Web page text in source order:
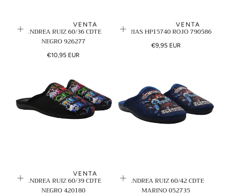
: VENTA
ANDREA RUIZ 60/36 CDTE
NEGRO 926277
Precio
€10,95 EUR
VENTA
VARIAS HP15740 ROJO 790586
Precio
€9,95 EUR
VENTA
ANDREA RUIZ 60/39 CDTE
NEGRO 420180
ANDREA RUIZ 60/42 CDTE
MARINO 052735